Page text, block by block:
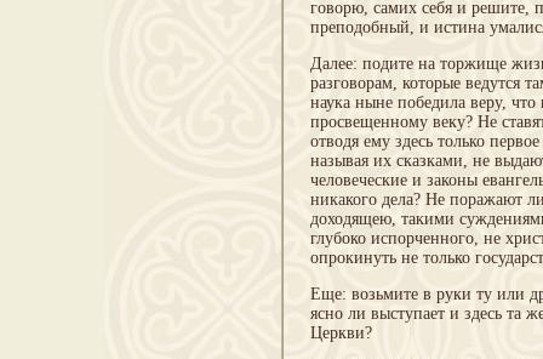
говорю, самих себя и решите,
преподобный, и истина
Далее: подите на торжище
разговорам, которые ведутся
наука ныне победила веру,
просвещенному веку? Не
отводя ему здесь только
называя их сказками, не
человеческие и законы
никакого дела? Не поражают
доходящею, такими
глубоко испорченного, не
опрокинуть не только
Еще: возьмите в руки ту или
ясно ли выступает и здесь та
Церкви?